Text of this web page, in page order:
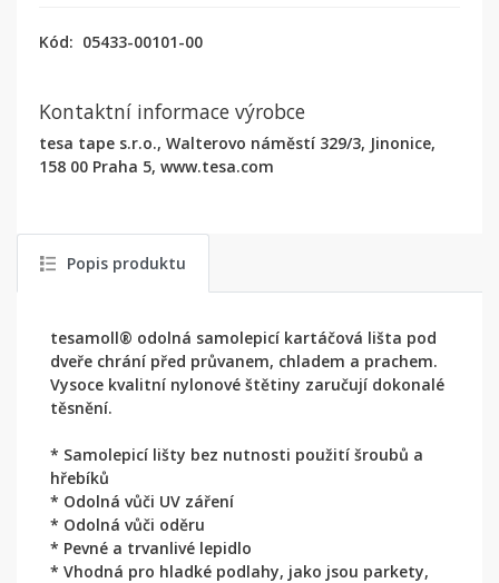
Kód: 05433-00101-00
Kontaktní informace výrobce
tesa tape s.r.o., Walterovo náměstí 329/3, Jinonice,
158 00 Praha 5, www.tesa.com
Popis produktu
tesamoll® odolná samolepicí kartáčová lišta pod
dveře chrání před průvanem, chladem a prachem.
Vysoce kvalitní nylonové štětiny zaručují dokonalé
těsnění.
* Samolepicí lišty bez nutnosti použití šroubů a
hřebíků
* Odolná vůči UV záření
* Odolná vůči oděru
* Pevné a trvanlivé lepidlo
* Vhodná pro hladké podlahy, jako jsou parkety,